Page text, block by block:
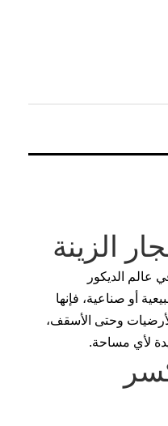
الزينة
عالم الديكور
أو صناعية، فإنها
وحتى الأسقف،
لأي مساحة.